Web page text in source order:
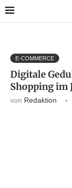
E-COMMERCE
Digitale
Shopping im
von Redaktion